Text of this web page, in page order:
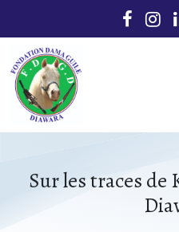
Sur les traces